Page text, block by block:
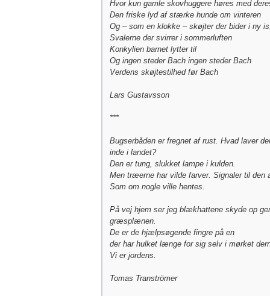
Hvor kun gamle skovhuggere høres med
Den friske lyd af stærke hunde om vinteren
Og – som en klokke – skøjter der bider i ny
Svalerne der svirrer i sommerluften
Konkylien barnet lytter til
Og ingen steder Bach ingen steder Bach
Verdens skøjtestilhed før Bach
Lars Gustavsson
***
Bugserbåden er fregnet af rust. Hvad laver
inde i landet?
Den er tung, slukket lampe i kulden.
Men træerne har vilde farver. Signaler til den
Som om nogle ville hentes.
På vej hjem ser jeg blækhattene skyde op
græsplænen.
De er de hjælpsøgende fingre på en
der har hulket længe for sig selv i mørket
Vi er jordens.
Tomas Tranströmer